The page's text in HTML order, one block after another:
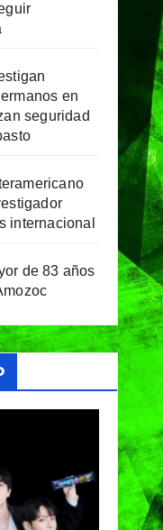
en
seguridad
internacional
de 83 años